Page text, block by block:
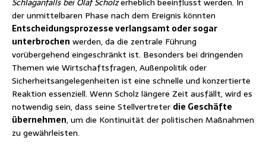
der unmittelbaren Phase nach dem Ereignis könnten
Entscheidungsprozesse verlangsamt oder sogar
unterbrochen werden, da die zentrale Führung
vorübergehend eingeschränkt ist. Besonders bei dringenden
Themen wie Wirtschaftsfragen, Außenpolitik oder
Sicherheitsangelegenheiten ist eine schnelle und konzertierte
Reaktion essenziell. Wenn Scholz längere Zeit ausfällt, wird es
notwendig sein, dass seine Stellvertreter die Geschäfte
übernehmen, um die Kontinuität der politischen Maßnahmen
zu gewährleisten.